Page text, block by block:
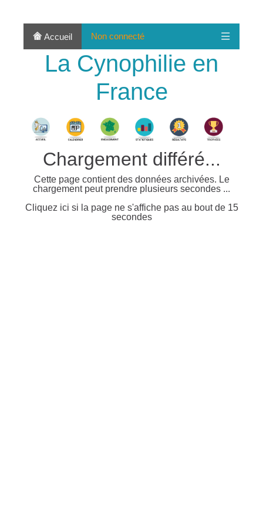
Accueil Non connecté
La Cynophilie en
France
Chargement différé...
Cette page contient des données archivées. Le
chargement peut prendre plusieurs secondes ...
Cliquez ici si la page ne s'affiche pas au bout de 15
secondes